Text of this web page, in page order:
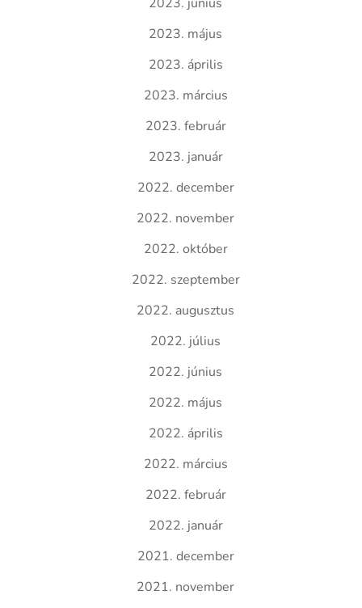
2023. május
2023. április
2023. március
2023. február
2023. január
2022. december
2022. november
2022. október
2022. szeptember
2022. augusztus
2022. július
2022. június
2022. május
2022. április
2022. március
2022. február
2022. január
2021. december
2021. november